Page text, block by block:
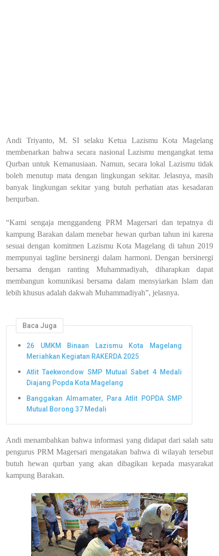
Andi Triyanto, M. SI selaku Ketua Lazismu Kota Magelang
membenarkan bahwa secara nasional Lazismu mengangkat tema
Qurban untuk Kemanusiaan. Namun, secara lokal Lazismu tidak
boleh menutup mata dengan lingkungan sekitar. Jelasnya, masih
banyak lingkungan sekitar yang butuh perhatian atas kesadaran
berqurban.
“Kami sengaja menggandeng PRM Magersari dan tepatnya di
kampung Barakan dalam menebar hewan qurban tahun ini karena
sesuai dengan komitmen Lazismu Kota Magelang di tahun 2019
mempunyai tagline bersinergi dalam harmoni. Dengan bersinergi
bersama dengan ranting Muhammadiyah, diharapkan dapat
membangun komunikasi bersama dalam mensyiarkan Islam dan
lebih khusus adalah dakwah Muhammadiyah”, jelasnya.
Baca Juga
26 UMKM Binaan Lazismu Kota Magelang
Meriahkan Kegiatan RAKERDA 2025
Atlit Taekwondow SMP Mutual Sabet 4 Medali
Diajang Popda Kota Magelang
Banggakan Almamater, Para Atlit POPDA SMP
Mutual Borong 37 Medali
Andi menambahkan bahwa informasi yang didapat dari salah satu
pengurus PRM Magersari mengatakan bahwa di wilayah tersebut
butuh hewan qurban yang akan dibagikan kepada masyarakat
kampung Barakan.